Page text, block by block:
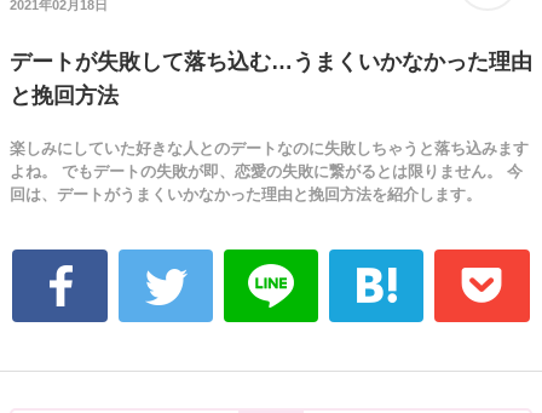
2021年02月18日
デートが失敗して落ち込む…うまくいかなかった理由
と挽回方法
楽しみにしていた好きな人とのデートなのに失敗しちゃうと落ち込みます
よね。 でもデートの失敗が即、恋愛の失敗に繋がるとは限りません。 今
回は、デートがうまくいかなかった理由と挽回方法を紹介します。